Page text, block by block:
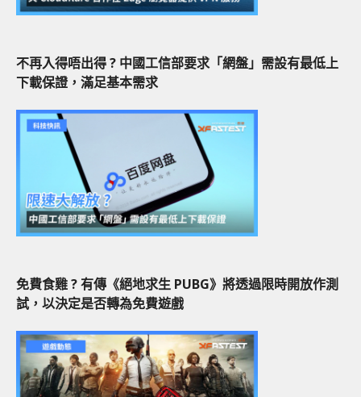
不再入得唔出得 ? 中國工信部要求「網盤」需設有最低上
下載保證，滿足基本需求
免費食雞 ? 有傳《絕地求生 PUBG》將透過限時開放作測
試，以決定是否轉為免費遊戲